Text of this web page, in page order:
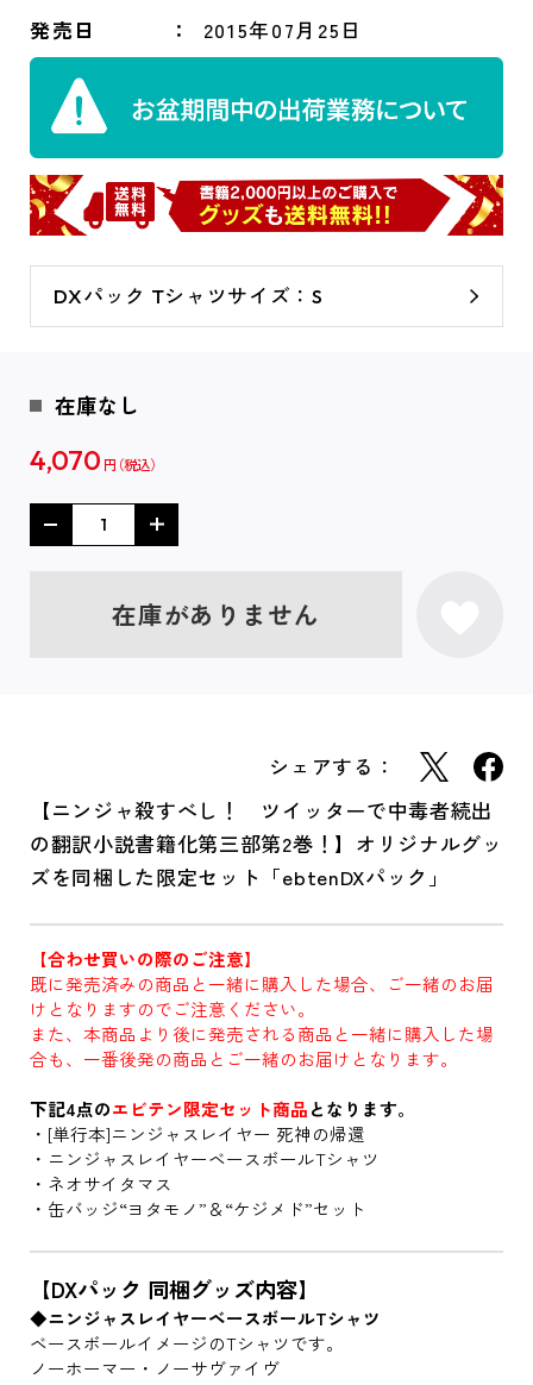
発売日 2015年07月25日
DXパック Tシャツサイズ：S
在庫なし
4,070 円
在庫がありません
シェアする：
【ニンジャ殺すべし！ ツイッターで中毒者続出
の翻訳小説書籍化第三部第2巻！】オリジナルグッ
ズを同梱した限定セット「ebtenDXパック」
【合わせ買いの際のご注意】
既に発売済みの商品と一緒に購入した場合、ご一緒のお届
けとなりますのでご注意ください。
また、本商品より後に発売される商品と一緒に購入した場
合も、一番後発の商品とご一緒のお届けとなります。
下記4点のエビテン限定セット商品となります。
・[単行本]ニンジャスレイヤー 死神の帰還
・ニンジャスレイヤーベースボールTシャツ
・ネオサイタマス
・缶バッジ“ヨタモノ”＆“ケジメド”セット
【DXパック 同梱グッズ内容】
◆ニンジャスレイヤーベースボールTシャツ
ベースボールイメージのTシャツです。
ノーホーマー・ノーサヴァイヴ